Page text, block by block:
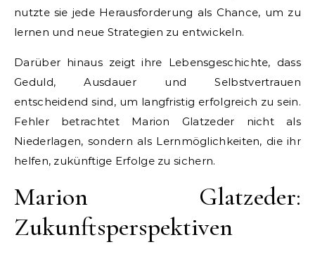
nutzte sie jede Herausforderung als Chance, um zu
lernen und neue Strategien zu entwickeln.
Darüber hinaus zeigt ihre Lebensgeschichte, dass
Geduld, Ausdauer und Selbstvertrauen
entscheidend sind, um langfristig erfolgreich zu sein.
Fehler betrachtet Marion Glatzeder nicht als
Niederlagen, sondern als Lernmöglichkeiten, die ihr
helfen, zukünftige Erfolge zu sichern.
Marion Glatzeder:
Zukunftsperspektiven